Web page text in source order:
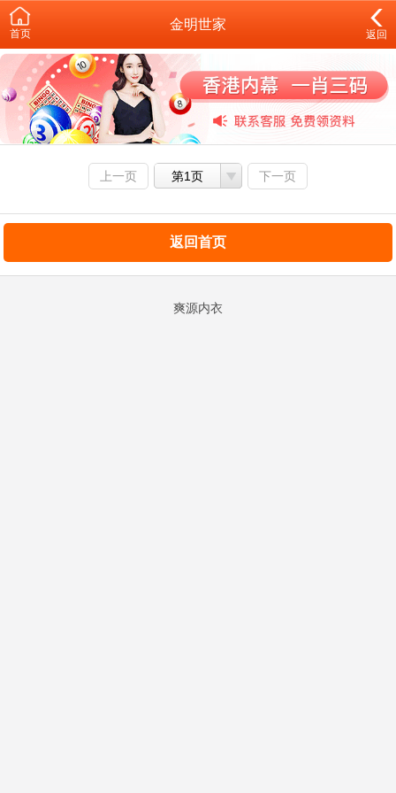
首页
金明世家
返回
上一页 第1页 下一页
返回首页
爽源内衣